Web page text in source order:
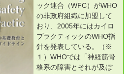
ック連合（WFC）がWHO
の非政府組織に加盟して
おり、2005年にはカイロ
プラクティックのWHO指
針を発表している。（※
１）WHOでは「神経筋骨
格系の障害とそれが及ぼ